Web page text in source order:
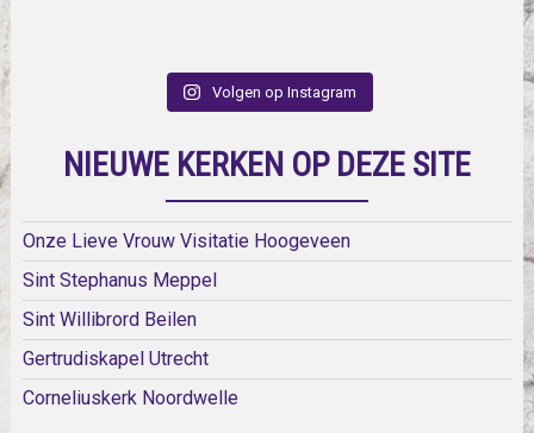
Volgen op Instagram
NIEUWE KERKEN OP DEZE SITE
Onze Lieve Vrouw Visitatie Hoogeveen
Sint Stephanus Meppel
Sint Willibrord Beilen
Gertrudiskapel Utrecht
Corneliuskerk Noordwelle